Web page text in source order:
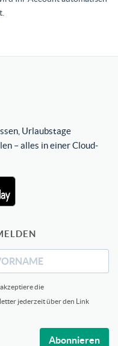
Urlaubstage
– alles in einer Cloud-
die
jederzeit über den Link
Abonnieren